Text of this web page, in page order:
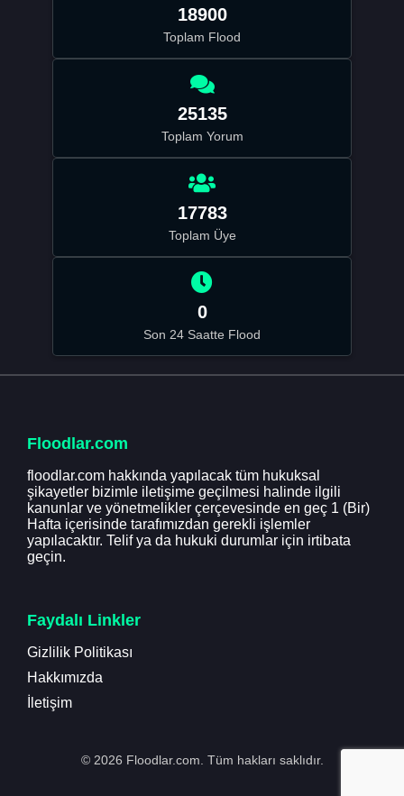
18900
Toplam Flood
25135
Toplam Yorum
17783
Toplam Üye
0
Son 24 Saatte Flood
Floodlar.com
floodlar.com hakkında yapılacak tüm hukuksal
şikayetler bizimle iletişime geçilmesi halinde ilgili
kanunlar ve yönetmelikler çerçevesinde en geç 1 (Bir)
Hafta içerisinde tarafımızdan gerekli işlemler
yapılacaktır. Telif ya da hukuki durumlar için irtibata
geçin.
Faydalı Linkler
Gizlilik Politikası
Hakkımızda
İletişim
© 2026 Floodlar.com. Tüm hakları saklıdır.